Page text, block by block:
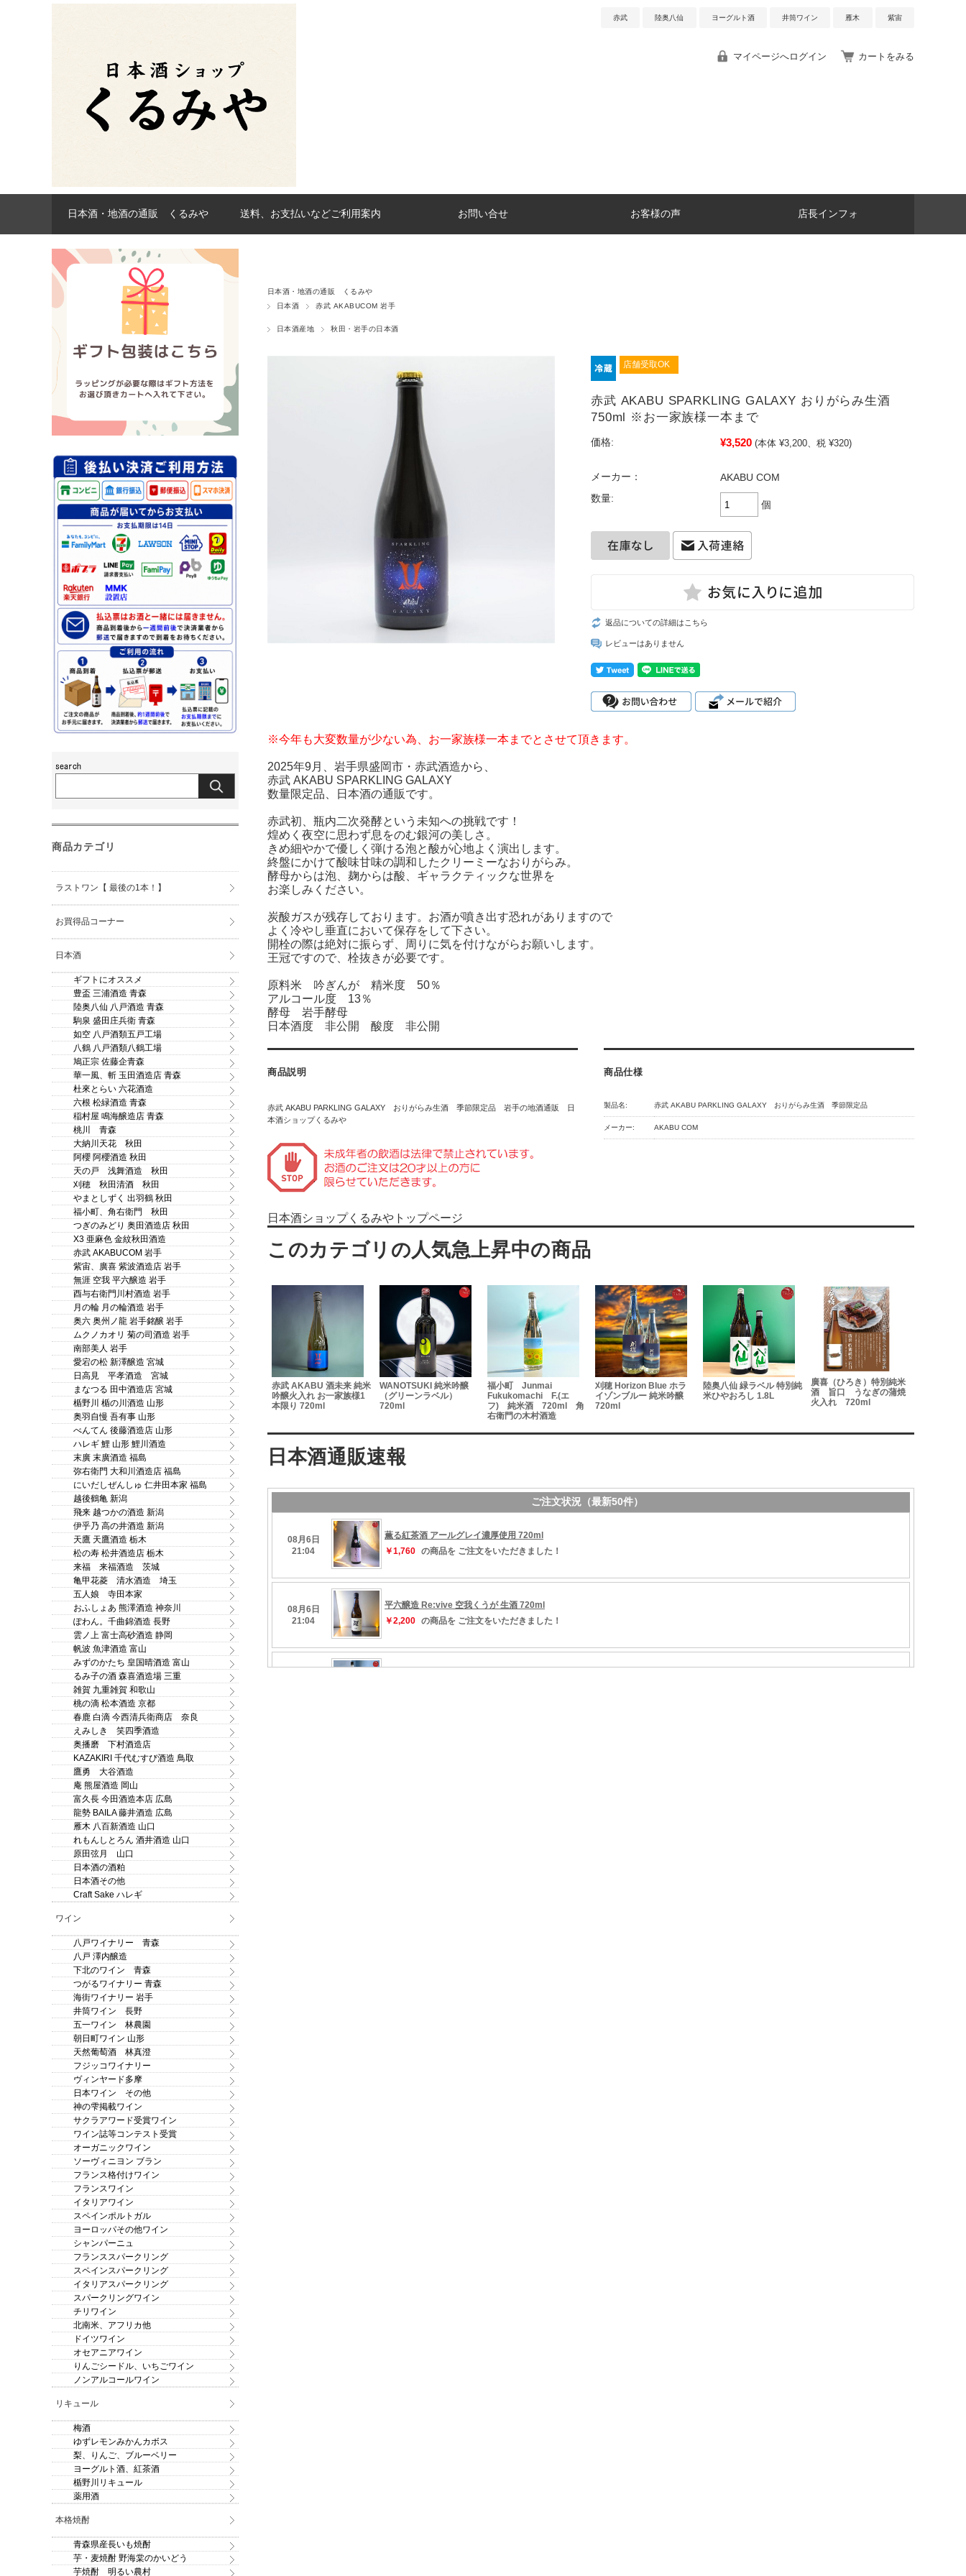
赤武 陸奥八仙 ヨーグルト酒 井筒ワイン 雁木 紫宙
マイページへログイン カートをみる
日本酒・地酒の通販 くるみや 送料、お支払いなどご利用案内 お問い合せ お客様の声 店長インフォ
日本酒・地酒の通販 くるみや
日本酒
赤武 AKABUCOM 岩手
日本酒産地 秋田・岩手の日本酒
店舗受取OK
赤武 AKABU SPARKLING GALAXY おりがらみ生酒
750ml ※お一家族様一本まで
価格: ¥3,520 (本体 ¥3,200、税 ¥320)
メーカー：
AKABU COM
数量:
個
返品についての詳細はこちら
レビューはありません
※今年も大変数量が少ない為、お一家族様一本までとさせて頂きます。
2025年9月、岩手県盛岡市・赤武酒造から、
赤武 AKABU SPARKLING GALAXY
数量限定品、日本酒の通販です。
赤武初、瓶内二次発酵という未知への挑戦です！
煌めく夜空に思わず息をのむ銀河の美しさ。
きめ細やかで優しく弾ける泡と酸が心地よく演出します。
終盤にかけて酸味甘味の調和したクリーミーなおりがらみ。
酵母からは泡、麹からは酸、ギャラクティックな世界を
お楽しみください。
炭酸ガスが残存しております。お酒が噴き出す恐れがありますので
よく冷やし垂直において保存をして下さい。
開栓の際は絶対に振らず、周りに気を付けながらお願いします。
王冠ですので、栓抜きが必要です。
原料米 吟ぎんが 精米度 50％
アルコール度 13％
酵母 岩手酵母
日本酒度 非公開 酸度 非公開
商品説明
赤武 AKABU PARKLING GALAXY おりがらみ生酒 季節限定品 岩手の地酒通販 日
本酒ショップくるみや
商品仕様
製品名: 赤武 AKABU PARKLING GALAXY おりがらみ生酒 季節限定品
メーカー: AKABU COM
日本酒ショップくるみやトップページ
陸奥八仙 緑ラベル 特別純
米ひやおろし 720ml
賞味期限2026/07/31 蔵
王高原 超濃厚ヨーグルト
酒 1.8L ※危険なお酒です
ので、ギフトでのご注文
はお断り致します！
赤武 AKABU 酒未来 純米
吟醸火入れ お一家族様1
本限り 720ml
WANOTSUKI 純米吟醸
（グリーンラベル）
720ml
福小町 Junmai
Fukukomachi F.(エ
フ) 純米酒 720ml 角
右衛門の木村酒造
刈穂 Horizon Blue ホラ
イゾンブルー 純米吟醸
720ml
陸奥八仙 緑ラベル 特別純
米ひやおろし 1.8L
廣喜（ひろき）特別純米
酒 旨口 うなぎの蒲焼
火入れ 720ml
商品カテゴリ
ラストワン【 最後の1本！】
お買得品コーナー
日本酒
ギフトにオススメ
豊盃 三浦酒造 青森
陸奥八仙 八戸酒造 青森
駒泉 盛田庄兵衛 青森
如空 八戸酒類五戸工場
八鶴 八戸酒類八鶴工場
鳩正宗 佐藤企青森
華一風、斬 玉田酒造店 青森
杜來とらい 六花酒造
六根 松緑酒造 青森
稲村屋 鳴海醸造店 青森
桃川 青森
大納川天花 秋田
阿櫻 阿櫻酒造 秋田
天の戸 浅舞酒造 秋田
刈穂 秋田清酒 秋田
やまとしずく 出羽鶴 秋田
福小町、角右衛門 秋田
つぎのみどり 奥田酒造店 秋田
X3 亜麻色 金紋秋田酒造
赤武 AKABUCOM 岩手
紫宙、廣喜 紫波酒造店 岩手
無涯 空我 平六醸造 岩手
酉与右衛門川村酒造 岩手
月の輪 月の輪酒造 岩手
奥六 奥州ノ龍 岩手銘醸 岩手
ムクノカオリ 菊の司酒造 岩手
南部美人 岩手
愛宕の松 新澤醸造 宮城
日高見 平孝酒造 宮城
まなつる 田中酒造店 宮城
楯野川 楯の川酒造 山形
奥羽自慢 吾有事 山形
べんてん 後藤酒造店 山形
ハレギ 鯉 山形 鯉川酒造
末廣 末廣酒造 福島
弥右衛門 大和川酒造店 福島
にいだしぜんしゅ 仁井田本家 福島
越後鶴亀 新潟
飛来 越つかの酒造 新潟
伊乎乃 高の井酒造 新潟
天鷹 天鷹酒造 栃木
松の寿 松井酒造店 栃木
来福 来福酒造 茨城
亀甲花菱 清水酒造 埼玉
五人娘 寺田本家
おふしょあ 熊澤酒造 神奈川
ぽわん。千曲錦酒造 長野
雲ノ上 富士高砂酒造 静岡
帆波 魚津酒造 富山
みずのかたち 皇国晴酒造 富山
るみ子の酒 森喜酒造場 三重
雑賀 九重雑賀 和歌山
桃の滴 松本酒造 京都
春鹿 白滴 今西清兵衛商店 奈良
えみしき 笑四季酒造
奥播磨 下村酒造店
KAZAKIRI 千代むすび酒造 鳥取
鷹勇 大谷酒造
庵 熊屋酒造 岡山
富久長 今田酒造本店 広島
龍勢 BAILA 藤井酒造 広島
雁木 八百新酒造 山口
れもんしとろん 酒井酒造 山口
原田弦月 山口
日本酒の酒粕
日本酒その他
Craft Sake ハレギ
ワイン
八戸ワイナリー 青森
八戸 澤内醸造
下北のワイン 青森
つがるワイナリー 青森
海街ワイナリー 岩手
井筒ワイン 長野
五一ワイン 林農園
朝日町ワイン 山形
天然葡萄酒 林真澄
フジッコワイナリー
ヴィンヤード多摩
日本ワイン その他
神の雫掲載ワイン
サクラアワード受賞ワイン
ワイン誌等コンテスト受賞
オーガニックワイン
ソーヴィニヨン ブラン
フランス格付けワイン
フランスワイン
イタリアワイン
スペインポルトガル
ヨーロッパその他ワイン
シャンパーニュ
フランススパークリング
スペインスパークリング
イタリアスパークリング
スパークリングワイン
チリワイン
北南米、アフリカ他
ドイツワイン
オセアニアワイン
りんごシードル、いちごワイン
ノンアルコールワイン
リキュール
梅酒
ゆずレモンみかんカボス
梨、りんご、ブルーベリー
ヨーグルト酒、紅茶酒
楯野川リキュール
薬用酒
本格焼酎
青森県産長いも焼酎
芋・麦焼酎 野海棠のかいどう
芋焼酎 明るい農村